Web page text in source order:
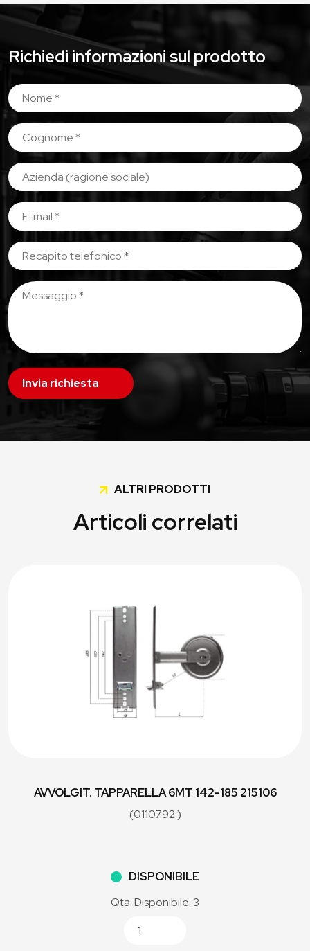
Richiedi informazioni sul prodotto
Invia richiesta
ALTRI PRODOTTI
Articoli correlati
AVVOLGIT. TAPPARELLA 6MT 142-185 215106
(0110792 )
DISPONIBILE
Qta. Disponibile: 3